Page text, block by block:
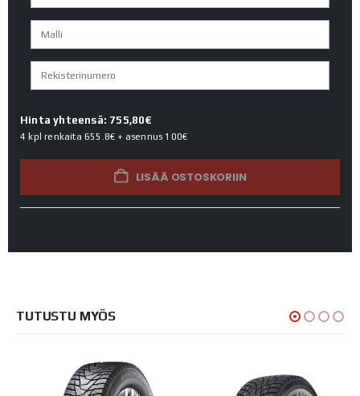
Hinta yhteensä: 755,80€
4 kpl renkaita 655.8€ + asennus 100€
LISÄÄ OSTOSKORIIN
TUTUSTU MYÖS